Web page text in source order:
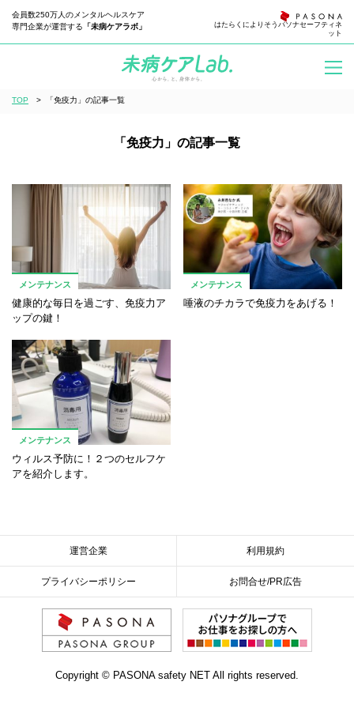
会員数250万人のメンタルヘルスケア
専門企業が運営する 「未病ケアラボ」 はたらくによりそう パソナセーフティネ
ット
TOP > 「免疫力」の記事一覧
「免疫力」の記事一覧
メンテナンス
健康的な毎日を過ごす、免疫力ア
ップの鍵！
メンテナンス
唾液のチカラで免疫力をあげる！
メンテナンス
ウィルス予防に！２つのセルフケ
アを紹介します。
運営企業 利用規約
プライバシーポリシー お問合せ/PR広告
Copyright © PASONA safety NET All rights reserved.